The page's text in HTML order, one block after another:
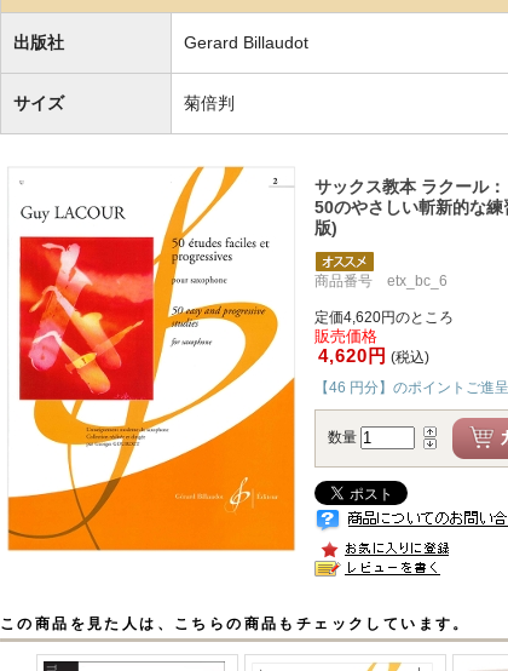
出版社 Gerard Billaudot
サイズ 菊倍判
サックス教本 ラクール：
50のやさしい斬新的な
版)
商品番号 etx_bc_6
定価4,620円のところ
販売価格
4,620円 (税込)
【46 円分】のポイントご進呈
数量
この商品を見た人は、こちらの商品もチェックしています。